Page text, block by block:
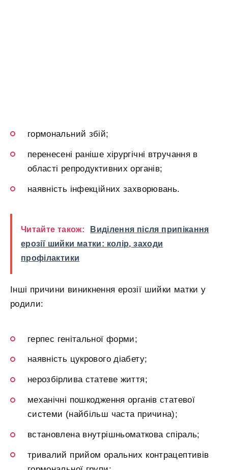
гормональний збій;
перенесені раніше хірургічні втручання в
області репродуктивних органів;
наявність інфекційних захворювань.
Читайте також:
Виділення після припікання
ерозії шийки матки: колір, заходи
профілактики
Інші причини виникнення ерозії шийки матки у
родили:
герпес генітальної форми;
наявність цукрового діабету;
нерозбірлива статеве життя;
механічні пошкодження органів статевої
системи (найбільш часта причина);
встановлена внутрішньоматкова спіраль;
тривалий прийом оральних контрацептивів